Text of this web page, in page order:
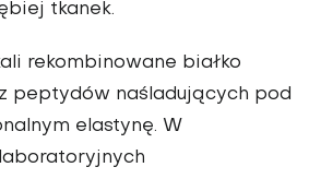
tkanek.
rekombinowane białko
peptydów naśladujących pod
elastynę. W